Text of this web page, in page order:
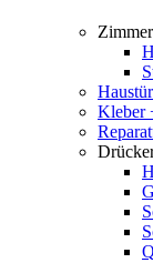
Kleber